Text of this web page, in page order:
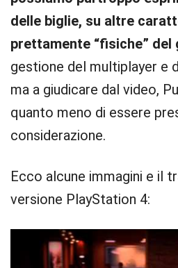
delle biglie, su altre
prettamente “fisiche” del
gestione del multiplayer e
ma a giudicare dal video,
quanto meno di essere
considerazione.
Ecco alcune immagini e il
versione PlayStation 4: